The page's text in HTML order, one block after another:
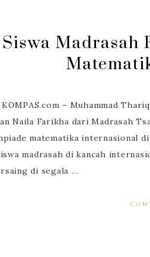
Madrasah
KOMPAS.com – Muhammad
Naila Farikha dari Madrasah
matematika internasional
madrasah di kancah
di segala …